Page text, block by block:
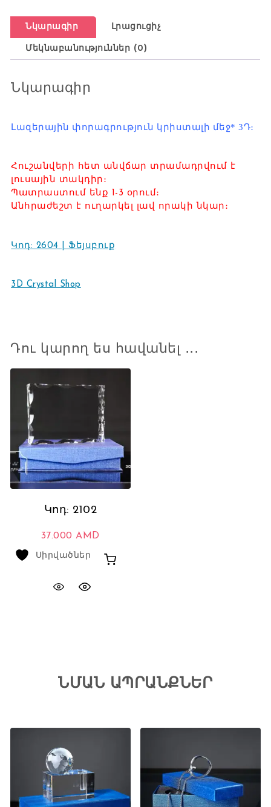
Նկարագիր Լրացուցիչ
Մեկնաբանություններ (0)
Նկարագիր
Լազերային փորագրություն կրիստալի մեջ* 3Դ։
Հուշանվերի հետ անվճար տրամադրվում է
լուսային տակդիր։
Պատրաստում ենք 1-3 օրում։
Անհրաժեշտ է ուղարկել լավ որակի նկար։
Կոդ: 2604 | Ֆեյսբուք
3D Crystal Shop
Դու կարող ես հավանել ․․․
Կոդ: 2102
37.000AMD
Սիրվածներ
ՆՄԱՆ ԱՊՐԱՆՔՆԵՐ